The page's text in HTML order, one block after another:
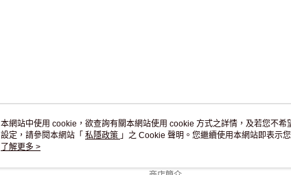
關於我們
本網站中使用 cookie，欲查詢有關本網站使用 cookie 方式之詳情，及若您不
設定，請參閱本網站「 私隱政策 」之 Cookie 聲明。您繼續使用本網站即表示
用 cookie。
了解更多 >